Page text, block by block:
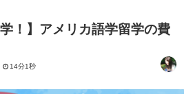
！】アメリカ語学留学の費
14分1秒